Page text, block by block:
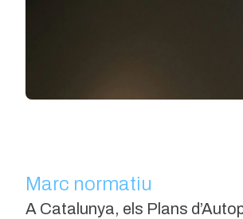
Marc normatiu
A Catalunya, els Plans